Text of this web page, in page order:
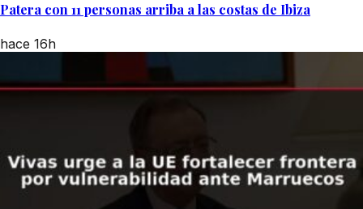
Patera con 11 personas arriba a las costas de Ibiza
hace 16h